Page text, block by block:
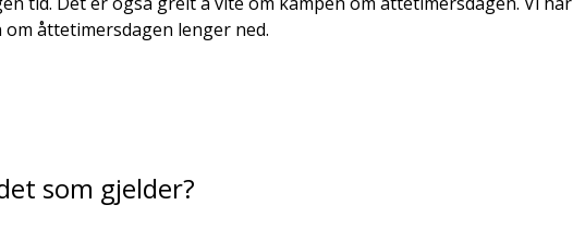
åttetimersdagen lenger ned.
som gjelder?